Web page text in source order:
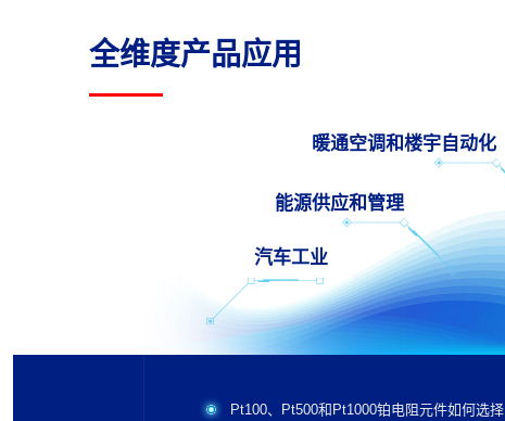
全维度产品应用
汽车工业
能源供应和管理
暖通空调和楼宇自动化
Pt100、Pt500和Pt1000铂电阻元件如何选择